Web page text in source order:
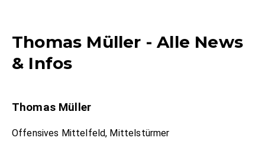
Thomas Müller - Alle News
& Infos
Thomas Müller
Offensives Mittelfeld, Mittelstürmer